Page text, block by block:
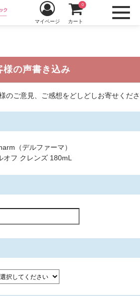
マイページ カート
0
様の声書き込み
のご意見、ご感想をどしどしお寄せくださ
（デルファーマ）
オフ クレンズ 180mL